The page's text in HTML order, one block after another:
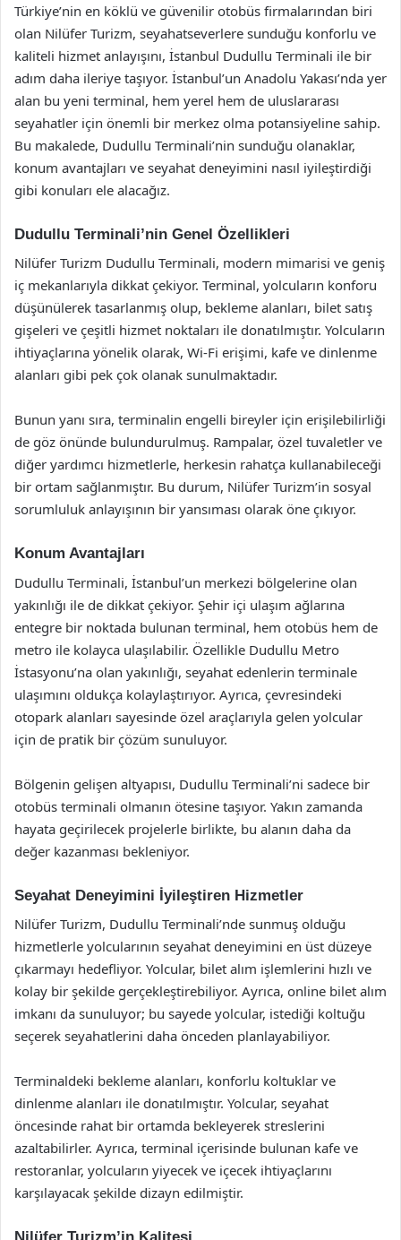
Türkiye’nin en köklü ve güvenilir otobüs firmalarından biri
olan Nilüfer Turizm, seyahatseverlere sunduğu konforlu ve
kaliteli hizmet anlayışını, İstanbul Dudullu Terminali ile bir
adım daha ileriye taşıyor. İstanbul’un Anadolu Yakası’nda yer
alan bu yeni terminal, hem yerel hem de uluslararası
seyahatler için önemli bir merkez olma potansiyeline sahip.
Bu makalede, Dudullu Terminali’nin sunduğu olanaklar,
konum avantajları ve seyahat deneyimini nasıl iyileştirdiği
gibi konuları ele alacağız.
Dudullu Terminali’nin Genel Özellikleri
Nilüfer Turizm Dudullu Terminali, modern mimarisi ve geniş
iç mekanlarıyla dikkat çekiyor. Terminal, yolcuların konforu
düşünülerek tasarlanmış olup, bekleme alanları, bilet satış
gişeleri ve çeşitli hizmet noktaları ile donatılmıştır. Yolcuların
ihtiyaçlarına yönelik olarak, Wi-Fi erişimi, kafe ve dinlenme
alanları gibi pek çok olanak sunulmaktadır.
Bunun yanı sıra, terminalin engelli bireyler için erişilebilirliği
de göz önünde bulundurulmuş. Rampalar, özel tuvaletler ve
diğer yardımcı hizmetlerle, herkesin rahatça kullanabileceği
bir ortam sağlanmıştır. Bu durum, Nilüfer Turizm’in sosyal
sorumluluk anlayışının bir yansıması olarak öne çıkıyor.
Konum Avantajları
Dudullu Terminali, İstanbul’un merkezi bölgelerine olan
yakınlığı ile de dikkat çekiyor. Şehir içi ulaşım ağlarına
entegre bir noktada bulunan terminal, hem otobüs hem de
metro ile kolayca ulaşılabilir. Özellikle Dudullu Metro
İstasyonu’na olan yakınlığı, seyahat edenlerin terminale
ulaşımını oldukça kolaylaştırıyor. Ayrıca, çevresindeki
otopark alanları sayesinde özel araçlarıyla gelen yolcular
için de pratik bir çözüm sunuluyor.
Bölgenin gelişen altyapısı, Dudullu Terminali’ni sadece bir
otobüs terminali olmanın ötesine taşıyor. Yakın zamanda
hayata geçirilecek projelerle birlikte, bu alanın daha da
değer kazanması bekleniyor.
Seyahat Deneyimini İyileştiren Hizmetler
Nilüfer Turizm, Dudullu Terminali’nde sunmuş olduğu
hizmetlerle yolcularının seyahat deneyimini en üst düzeye
çıkarmayı hedefliyor. Yolcular, bilet alım işlemlerini hızlı ve
kolay bir şekilde gerçekleştirebiliyor. Ayrıca, online bilet alım
imkanı da sunuluyor; bu sayede yolcular, istediği koltuğu
seçerek seyahatlerini daha önceden planlayabiliyor.
Terminaldeki bekleme alanları, konforlu koltuklar ve
dinlenme alanları ile donatılmıştır. Yolcular, seyahat
öncesinde rahat bir ortamda bekleyerek streslerini
azaltabilirler. Ayrıca, terminal içerisinde bulunan kafe ve
restoranlar, yolcuların yiyecek ve içecek ihtiyaçlarını
karşılayacak şekilde dizayn edilmiştir.